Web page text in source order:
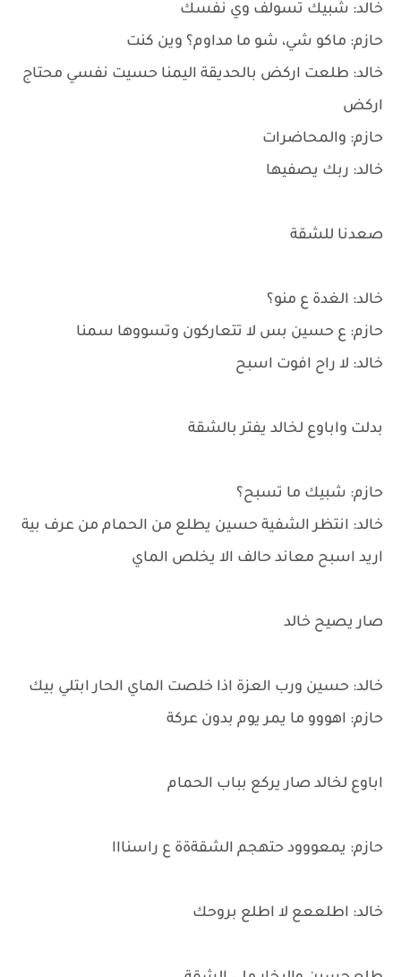
خالد: شبيك تسولف وي نفسك
حازم: ماكو شي، شو ما مداوم؟ وين كنت
خالد: طلعت اركض بالحديقة اليمنا حسيت نفسي محتاج
اركض
حازم: والمحاضرات
خالد: ربك يصفيها
صعدنا للشقة
خالد: الغدة ع منو؟
حازم: ع حسين بس لا تتعاركون وتسووها سمنا
خالد: لا راح افوت اسبح
بدلت واباوع لخالد يفتر بالشقة
حازم: شبيك ما تسبح؟
خالد: انتظر الشفية حسين يطلع من الحمام من عرف بية
اريد اسبح معاند حالف الا يخلص الماي
صار يصيح خالد
خالد: حسين ورب العزة اذا خلصت الماي الحار ابتلي بيك
حازم: اهووو ما يمر يوم بدون عركة
اباوع لخالد صار يركع بباب الحمام
حازم: يمعووود حتهجم الشقةةة ع راسنااا
خالد: اطلععع لا اطلع بروحك